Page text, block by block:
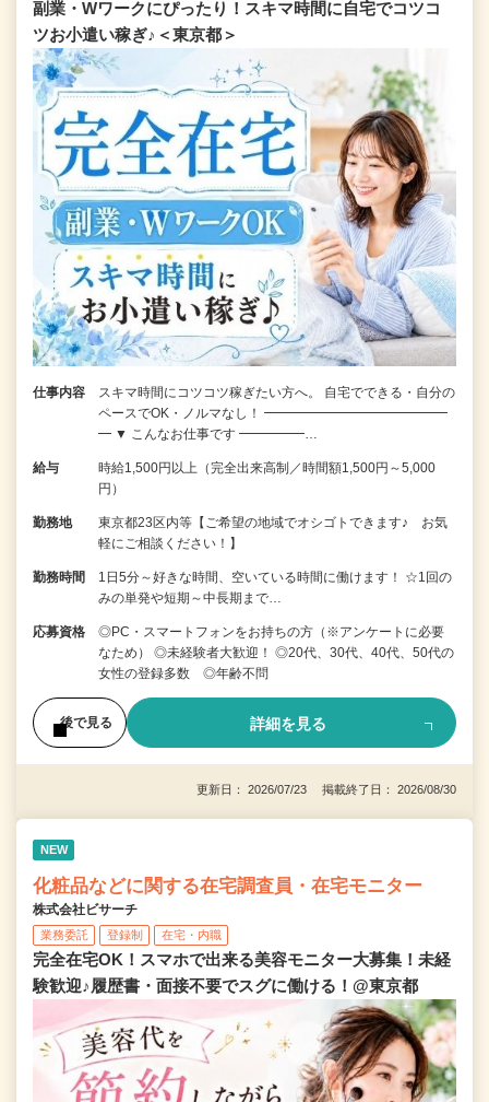
副業・Wワークにぴったり！スキマ時間に自宅でコツコ
ツお小遣い稼ぎ♪＜東京都＞
仕事内容
スキマ時間にコツコツ稼ぎたい方へ。 自宅でできる・自分の
ペースでOK・ノルマなし！ ━━━━━━━━━━━━━━
━ ▼ こんなお仕事です ━━━━━…
給与
時給1,500円以上（完全出来高制／時間額1,500円～5,000
円）
勤務地
東京都23区内等【ご希望の地域でオシゴトできます♪ お気
軽にご相談ください！】
勤務時間
1日5分～好きな時間、空いている時間に働けます！ ☆1回の
みの単発や短期～中長期まで…
応募資格
◎PC・スマートフォンをお持ちの方（※アンケートに必要
なため） ◎未経験者大歓迎！ ◎20代、30代、40代、50代の
女性の登録多数 ◎年齢不問
後で見る 詳細を見る
更新日： 2026/07/23 掲載終了日： 2026/08/30
NEW
化粧品などに関する在宅調査員・在宅モニター
株式会社ビサーチ
業務委託 登録制 在宅・内職
完全在宅OK！スマホで出来る美容モニター大募集！未経
験歓迎♪履歴書・面接不要でスグに働ける！@東京都